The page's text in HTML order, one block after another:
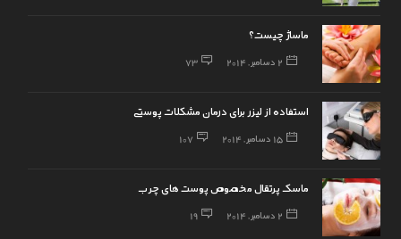
ماساژ چیست؟
2 دسامبر, 2014 73
استفاده از لیزر برای درمان مشکلات پوستی
15 دسامبر, 2014 107
ماسک پرتقال مخصوص پوست های چرب
2 دسامبر, 2014 19